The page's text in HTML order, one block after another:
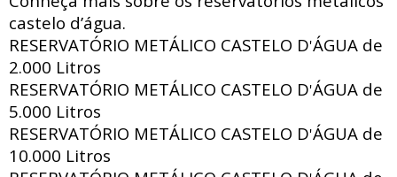
castelo d’água.
RESERVATÓRIO METÁLICO CASTELO D'ÁGUA de
2.000 Litros
RESERVATÓRIO METÁLICO CASTELO D'ÁGUA de
5.000 Litros
RESERVATÓRIO METÁLICO CASTELO D'ÁGUA de
10.000 Litros